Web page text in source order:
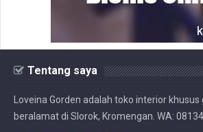
Tentang saya
Loveina Gorden adalah toko interior khusus
beralamat di Slorok, Kromengan. WA: